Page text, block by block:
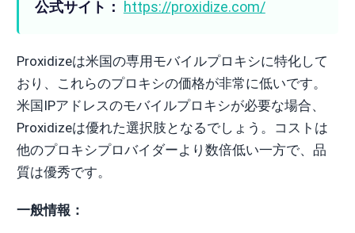
公式サイト： https://proxidize.com/
Proxidizeは米国の専用モバイルプロキシに特化して
おり、これらのプロキシの価格が非常に低いです。
米国IPアドレスのモバイルプロキシが必要な場合、
Proxidizeは優れた選択肢となるでしょう。コストは
他のプロキシプロバイダーより数倍低い一方で、品
質は優秀です。
一般情報：